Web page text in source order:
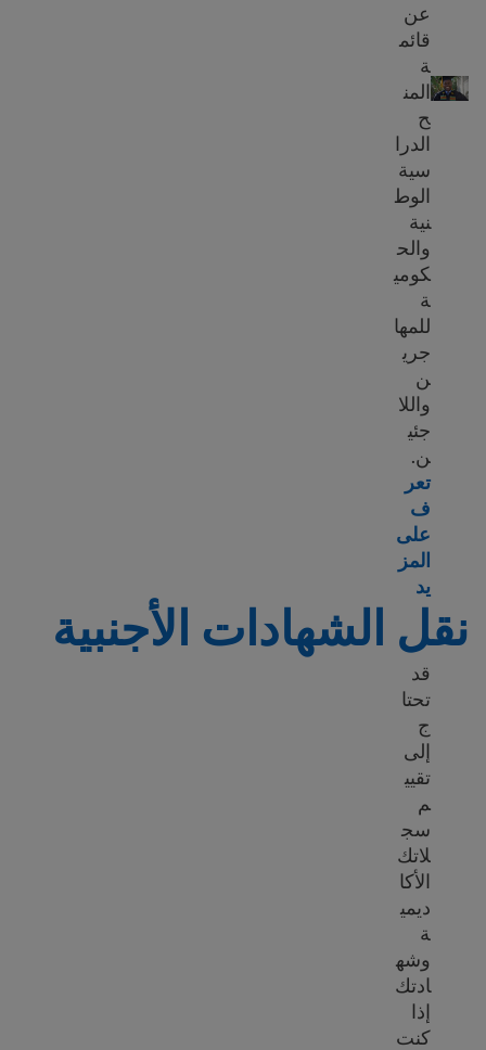
المنح الدراسية للمهاجرين
عن
قائم
ة
المن
ح
الدرا
سية
الوط
نية
والح
كومي
ة
للمها
جري
ن
واللا
جئي
ن.
تعر
ف
على
المز
يدLearn more about Scholarships for immigrants
نقل الشهادات الأجنبية
قد
تحتا
ج
إلى
تقيي
م
سج
لاتك
الأكا
ديمي
ة
وشه
ادتك
إذا
كنت